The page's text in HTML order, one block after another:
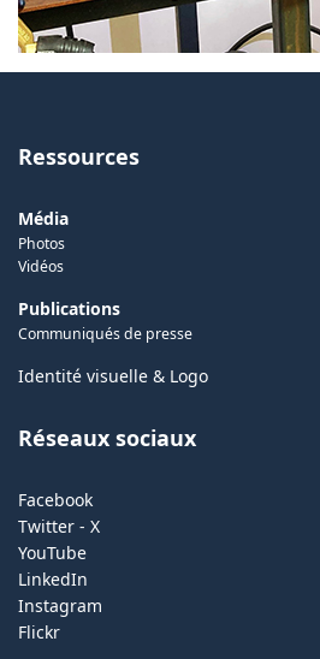
Ressources
Média
Photos
Vidéos
Publications
Communiqués de presse
Identité visuelle & Logo
Réseaux sociaux
Facebook
Twitter - X
YouTube
LinkedIn
Instagram
Flickr